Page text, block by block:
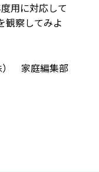
用に対応して
観察してみよ
） 家庭編集部